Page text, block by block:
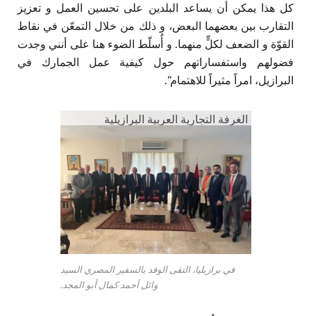
كل هذا يمكن أن يساعد البلدين على تحسين العمل و تعزيز
التقارب بين بعضهما البعض، و ذلك من خلال التمعّن في نقاط
القوّة و الضعف لكلٍّ منهما. و أُسلّط الضوء هنا على أنني وجدت
فضولهم واستفساراتهم حول كيفية عمل الجمارك في
البرازيل، امراً مثيراً للاهتمام”.
الغرفة التجارية العربية البرازيلية
في برازيليا، التقى الوفد بالسفير المصري السيد
وائل أحمد كمال أبو المجد.